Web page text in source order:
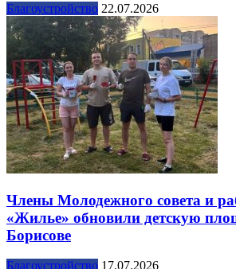
Благоустройство 22.07.2026
Члены Молодежного совета и
«Жилье» обновили детскую
Борисове
Благоустройство 17.07.2026